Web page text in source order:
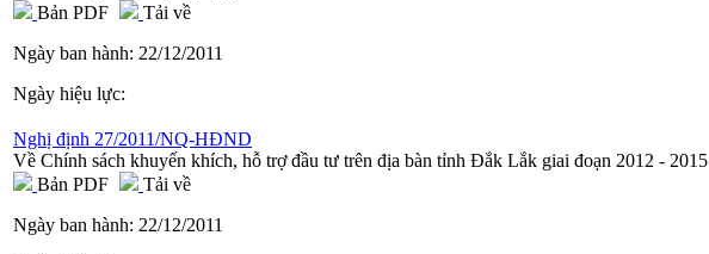
Bản PDF
Tải về
Ngày ban hành: 22/12/2011
Ngày hiệu lực:
Nghị định 27/2011/NQ-HĐND
Về Chính sách khuyến khích, hỗ trợ đầu tư trên địa bàn tỉnh Đắk Lắk giai đoạn 2012 - 2015
Bản PDF
Tải về
Ngày ban hành: 22/12/2011